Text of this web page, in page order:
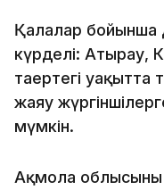
Қалалар бойынша
күрделі: Атырау,
таңертеңгі
жаяу
мүмкін.
Ақмола